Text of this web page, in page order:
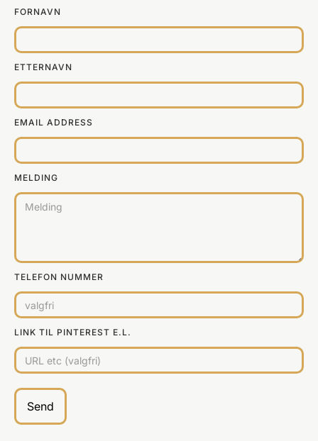
FORNAVN
ETTERNAVN
EMAIL ADDRESS
MELDING
TELEFON NUMMER
LINK TIL PINTEREST E.L.